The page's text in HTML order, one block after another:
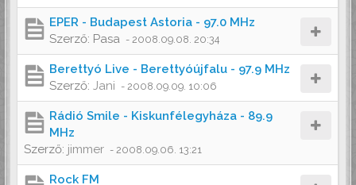
EPER - Budapest Astoria - 97.0 MHz
Szerző: Pasa - 2008.09.08. 20:34
Berettyó Live - Berettyóújfalu - 97.9 MHz
Szerző: Jani - 2008.09.09. 10:06
Rádió Smile - Kiskunfélegyháza - 89.9
MHz
Szerző: jimmer - 2008.09.06. 13:21
Rock FM